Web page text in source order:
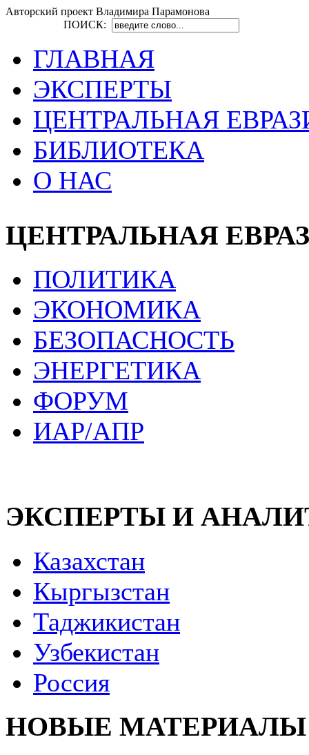
Авторский проект Владимира Парамонова
ПОИСК:
ГЛАВНАЯ
ЭКСПЕРТЫ
ЦЕНТРАЛЬНАЯ
БИБЛИОТЕКА
О НАС
ЦЕНТРАЛЬНАЯ
ПОЛИТИКА
ЭКОНОМИКА
БЕЗОПАСНОСТЬ
ЭНЕРГЕТИКА
ФОРУМ
ИАР/АПР
ЭКСПЕРТЫ И
Казахстан
Кыргызстан
Таджикистан
Узбекистан
Россия
НОВЫЕ МАТЕРИАЛЫ